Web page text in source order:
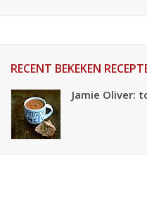
RECENT BEKEKEN
Jamie Oliver: